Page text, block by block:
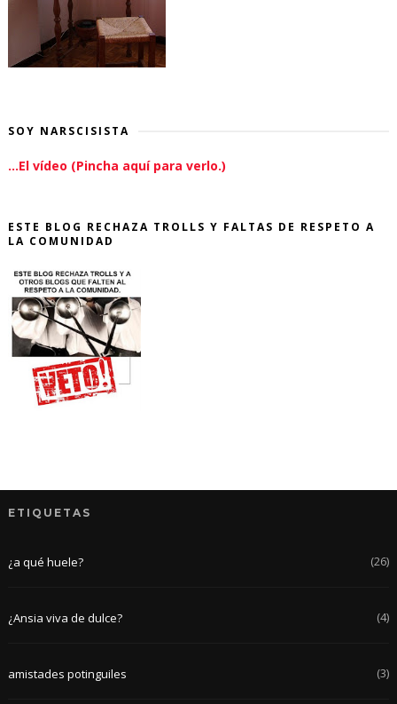
SOY NARSCISISTA
...El vídeo (Pincha aquí para verlo.)
ESTE BLOG RECHAZA TROLLS Y FALTAS DE RESPETO A
LA COMUNIDAD
ETIQUETAS
¿a qué huele? (26)
¿Ansia viva de dulce? (4)
amistades potinguiles (3)